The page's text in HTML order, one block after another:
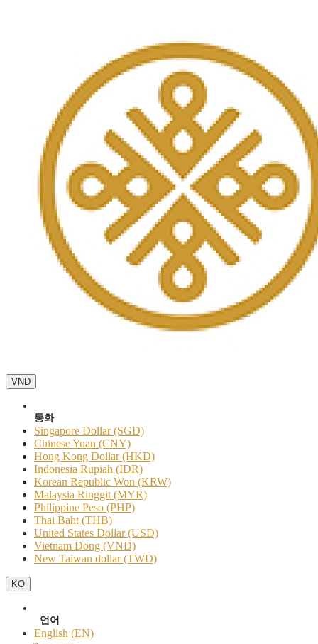
VND
통화
Singapore Dollar (SGD)
Chinese Yuan (CNY)
Hong Kong Dollar (HKD)
Indonesia Rupiah (IDR)
Korean Republic Won (KRW)
Malaysia Ringgit (MYR)
Philippine Peso (PHP)
Thai Baht (THB)
United States Dollar (USD)
Vietnam Dong (VND)
New Taiwan dollar (TWD)
KO
언어
English (EN)